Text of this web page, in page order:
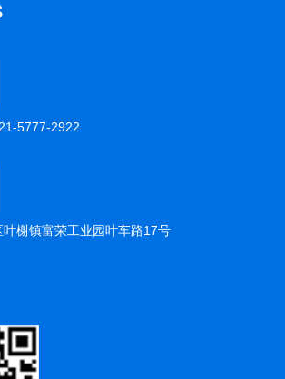
5777-2922
榭镇富荣工业园叶车路17号